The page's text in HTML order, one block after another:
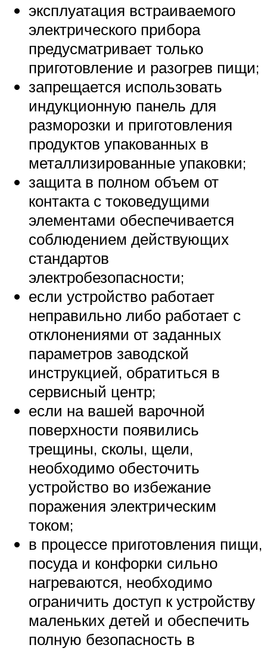
эксплуатация встраиваемого
электрического прибора
предусматривает только
приготовление и разогрев пищи;
запрещается использовать
индукционную панель для
разморозки и приготовления
продуктов упакованных в
металлизированные упаковки;
защита в полном объем от
контакта с токоведущими
элементами обеспечивается
соблюдением действующих
стандартов
электробезопасности;
если устройство работает
неправильно либо работает с
отклонениями от заданных
параметров заводской
инструкцией, обратиться в
сервисный центр;
если на вашей варочной
поверхности появились
трещины, сколы, щели,
необходимо обесточить
устройство во избежание
поражения электрическим
током;
в процессе приготовления пищи,
посуда и конфорки сильно
нагреваются, необходимо
ограничить доступ к устройству
маленьких детей и обеспечить
полную безопасность в